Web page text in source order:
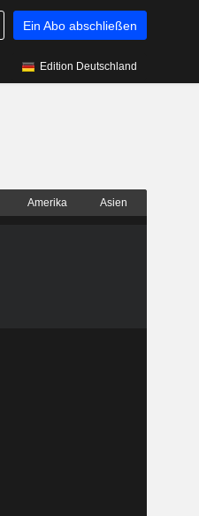
Ein Abo abschließen
Edition Deutschland
Amerika Asien